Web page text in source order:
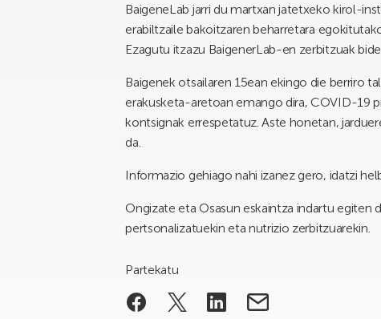
BaigeneLab jarri du martxan jatetxeko kirol-
erabiltzaile bakoitzaren beharretara
Ezagutu itzazu BaigenerLab-en zerbitzuak
Baigenek otsailaren 15ean ekingo die berriro
erakusketa-aretoan emango dira, COVID-19
kontsignak errespetatuz. Aste honetan,
da.
Informazio gehiago nahi izanez gero, idatzi
Ongizate eta Osasun eskaintza indartu egiten
pertsonalizatuekin eta nutrizio zerbitzuarekin.
Partekatu